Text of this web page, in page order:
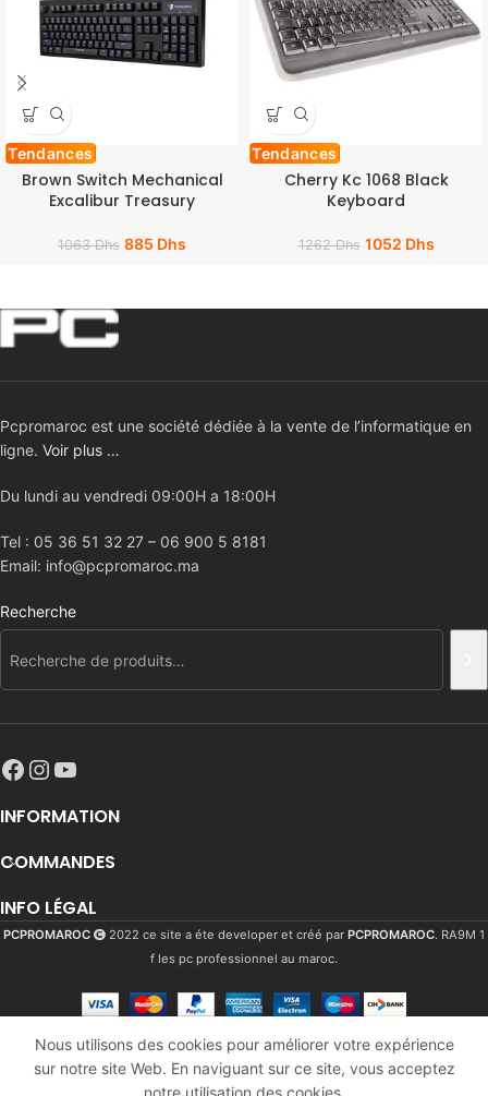
Tendances
Brown Switch Mechanical
Excalibur Treasury
1063Dhs 885 Dhs
Tendances
Cherry Kc 1068 Black
Keyboard
1262Dhs 1052 Dhs
Pcpromaroc est une société dédiée à la vente de l’informatique en
ligne. Voir plus …
Du lundi au vendredi 09:00H a 18:00H
Tel : 05 36 51 32 27 – 06 900 5 8181
Email: info@pcpromaroc.ma
Recherche
INFORMATION
COMMANDES
INFO LÉGAL
PCPROMAROC 2022 ce site a éte developer et créé par PCPROMAROC. RA9M 1
f les pc professionnel au maroc.
Nous utilisons des cookies pour améliorer votre expérience
sur notre site Web. En naviguant sur ce site, vous acceptez
Keyboard
+ msi
mouse
932Dhs
En